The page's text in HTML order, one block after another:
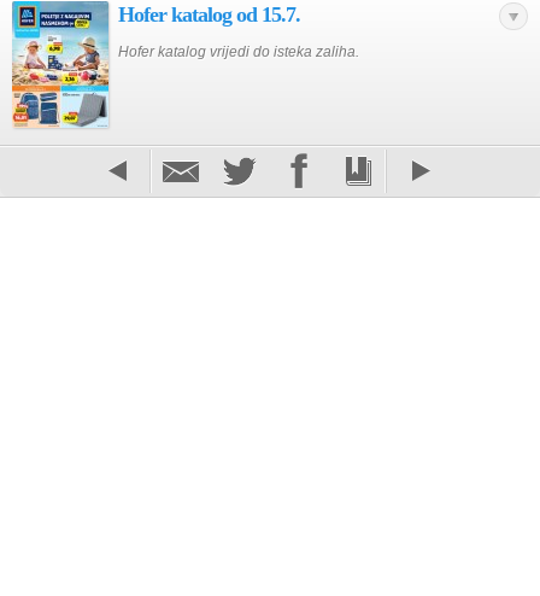
Hofer katalog od 15.7.
Hofer katalog vrijedi do isteka zaliha.